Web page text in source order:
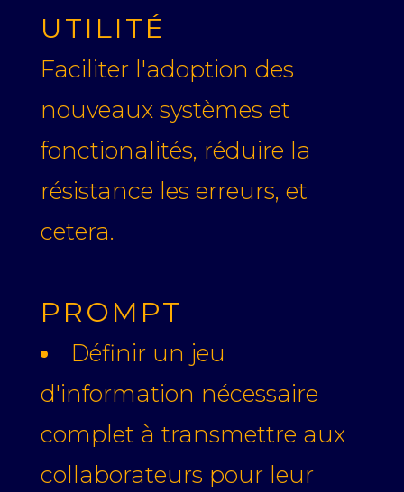
UTILITÉ
Faciliter l'adoption des
nouveaux systèmes et
fonctionalités, réduire la
résistance les erreurs, et
cetera.
PROMPT
Définir un jeu
d'information nécessaire
complet à transmettre aux
collaborateurs pour leur